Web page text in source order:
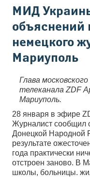
Вы здесь
МИД
объяснений
немецкого
Мариуполь
Глава
телеканала ZDF
Мариуполь.
28 января в эфире
Журналист сообщил
Донецкой Народной
результате
года практически
отстроен заново. В
школы, больницы.